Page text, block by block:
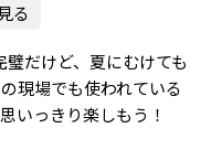
る
だけど、夏にむけても
現場でも使われている
いっきり楽しもう！